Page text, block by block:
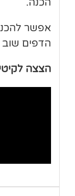
אפשר
הדפים שוב
הצצה